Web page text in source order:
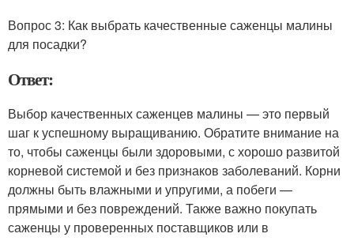
Вопрос 3: Как выбрать качественные саженцы малины
для посадки?
Ответ:
Выбор качественных саженцев малины — это первый
шаг к успешному выращиванию. Обратите внимание на
то, чтобы саженцы были здоровыми, с хорошо развитой
корневой системой и без признаков заболеваний. Корни
должны быть влажными и упругими, а побеги —
прямыми и без повреждений. Также важно покупать
саженцы у проверенных поставщиков или в